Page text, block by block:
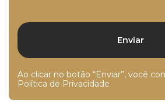
Ao clicar no botão “Enviar”, você
Política de Privacidade